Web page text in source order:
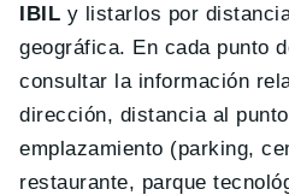
IBIL y listarlos por
geográfica. En cada punto
consultar la información
dirección, distancia al
emplazamiento (parking,
restaurante, parque